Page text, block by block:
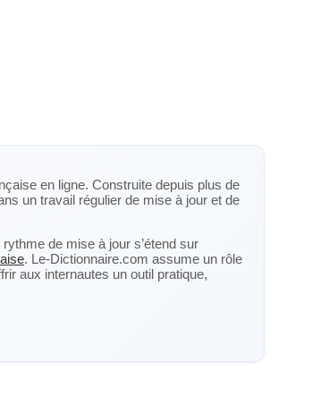
en ligne. Construite depuis plus de
un travail régulier de mise à jour et de
de mise à jour s’étend sur
. Le-Dictionnaire.com assume un rôle
aux internautes un outil pratique,